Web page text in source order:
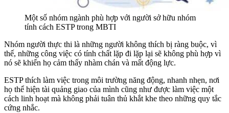
Một số nhóm ngành phù hợp với người sở hữu nhóm
tính cách ESTP trong MBTI
Nhóm người thực thi là những người không thích bị ràng buộc, vì
thế, những công việc có tính chất lặp đi lặp lại sẽ không phù hợp vì
nó sẽ khiến họ cảm thấy nhàm chán và mất động lực.
ESTP thích làm việc trong môi trường năng động, nhanh nhẹn, nơi
họ thể hiện tài quảng giao của mình cũng như được làm việc một
cách linh hoạt mà không phải tuân thủ khắt khe theo những quy tắc
cứng nhắc.